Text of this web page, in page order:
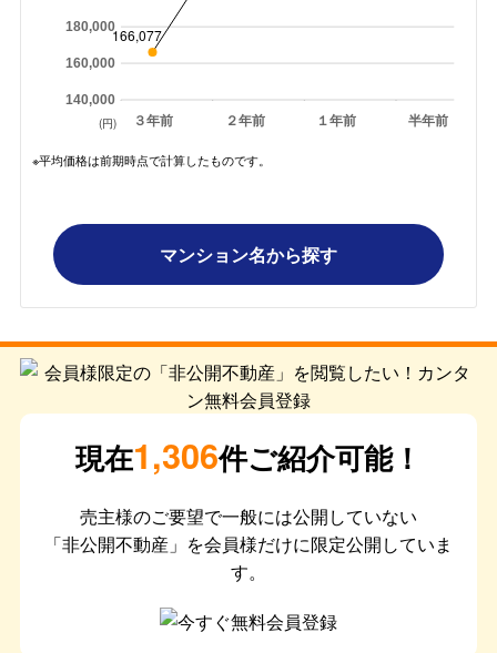
３年前 ２年前 １年前 半年前
140,000
160,000
180,000166,077
(円)
※平均価格は前期時点で計算したものです。
マンション名から探す
現在1,306件ご紹介可能！
売主様のご要望で一般には公開していない
「非公開不動産」を会員様だけに限定公開していま
す。